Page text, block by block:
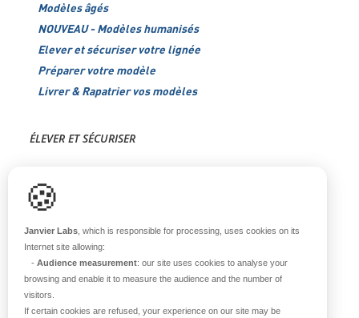
Modèles âgés
NOUVEAU - Modèles humanisés
Elever et sécuriser votre lignée
Préparer votre modèle
Livrer & Rapatrier vos modèles
ÉLEVER ET SÉCURISER
Blog
À PROPOS
Notre histoire
🍪
Janvier Labs , which is responsible for processing, uses cookies on its
Internet site allowing:
- Audience measurement: our site uses cookies to analyse your
browsing and enable it to measure the audience and the number of
visitors.
If certain cookies are refused, your experience on our site may be